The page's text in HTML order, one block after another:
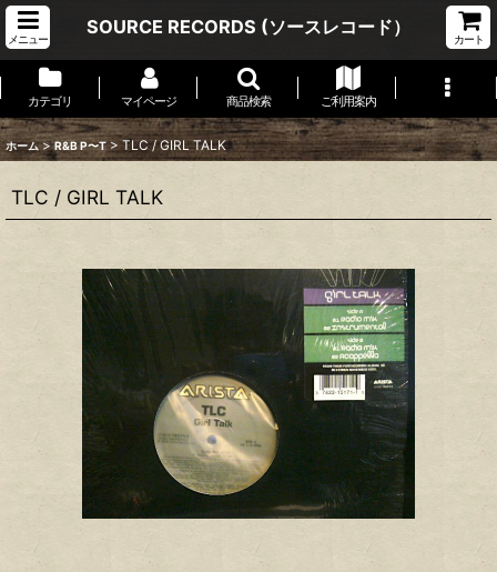
メニュー
SOURCE RECORDS (ソースレコード）
カート
カテゴリ マイページ 商品検索 ご利用案内
ホーム > R&B P〜T > TLC / GIRL TALK
TLC / GIRL TALK